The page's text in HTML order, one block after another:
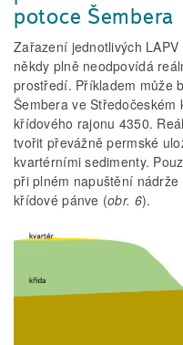
potoce Šembera
Zařazení jednotlivých
někdy plně neodpovídá
prostředí. Příkladem může
Šembera ve
křídového rajonu 4350.
tvořit převážně permské
kvartérními sedimenty.
při plném napuštění
křídové pánve (obr. 6).